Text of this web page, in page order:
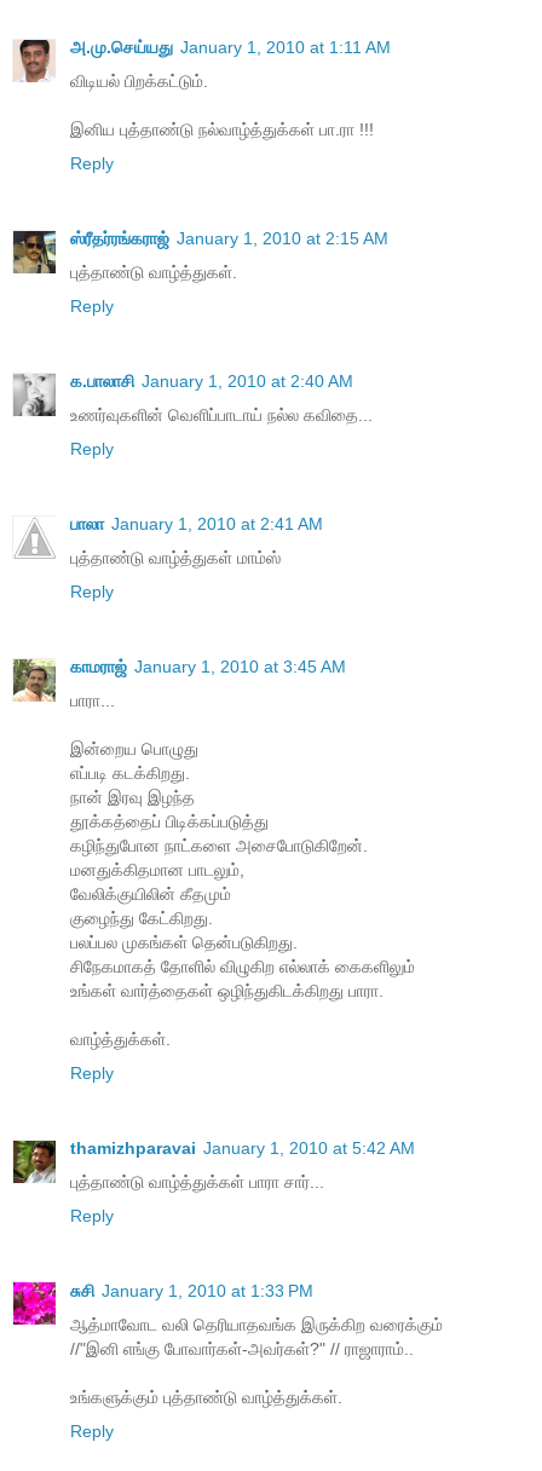
அ.மு.செய்யது January 1, 2010 at 1:11 AM
விடியல் பிறக்கட்டும்.
இனிய புத்தாண்டு நல்வாழ்த்துக்கள் பா.ரா !!!
Reply
ஸ்ரீதர்ரங்கராஜ் January 1, 2010 at 2:15 AM
புத்தாண்டு வாழ்த்துகள்.
Reply
க.பாலாசி January 1, 2010 at 2:40 AM
உணர்வுகளின் வெளிப்பாடாய் நல்ல கவிதை...
Reply
பாலா January 1, 2010 at 2:41 AM
புத்தாண்டு வாழ்த்துகள் மாம்ஸ்
Reply
காமராஜ் January 1, 2010 at 3:45 AM
பாரா...
இன்றைய பொழுது
எப்படி கடக்கிறது.
நான் இரவு இழந்த
தூக்கத்தைப் பிடிக்கப்படுத்து
கழிந்துபோன நாட்களை அசைபோடுகிறேன்.
மனதுக்கிதமான பாடலும்,
வேலிக்குயிலின் கீதமும்
குழைந்து கேட்கிறது.
பலப்பல முகங்கள் தென்படுகிறது.
சிநேகமாகத் தோளில் விழுகிற எல்லாக் கைகளிலும்
உங்கள் வார்த்தைகள் ஒழிந்துகிடக்கிறது பாரா.
வாழ்த்துக்கள்.
Reply
thamizhparavai January 1, 2010 at 5:42 AM
புத்தாண்டு வாழ்த்துக்கள் பாரா சார்...
Reply
சுசி January 1, 2010 at 1:33 PM
ஆத்மாவோட வலி தெரியாதவங்க இருக்கிற வரைக்கும்
//"இனி எங்கு போவார்கள்-அவர்கள்?" // ராஜாராம்..
உங்களுக்கும் புத்தாண்டு வாழ்த்துக்கள்.
Reply